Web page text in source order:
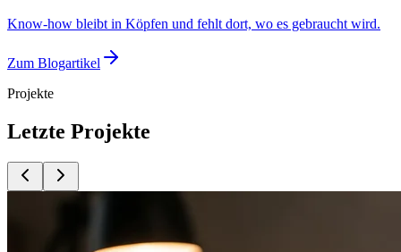
Know-how bleibt in Köpfen und fehlt dort, wo es gebraucht wird.
Zum Blogartikel
Projekte
Letzte Projekte